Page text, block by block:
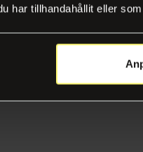
har tillhandahållit eller